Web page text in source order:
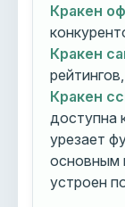
Кракен
Кракен
Кракен
доступна
урезает
основным
устроен